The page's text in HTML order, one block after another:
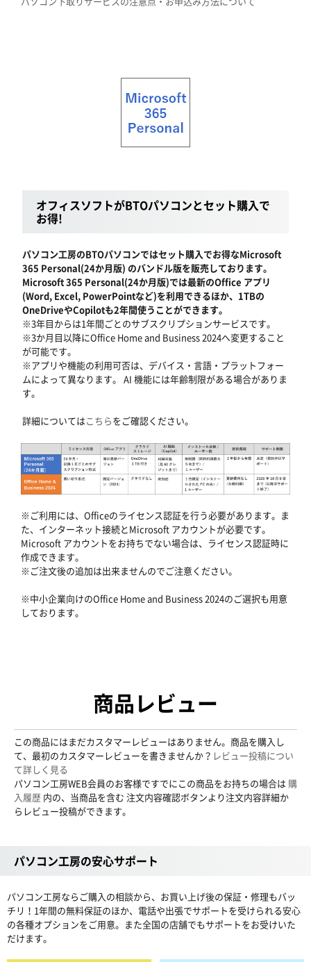
オフィスソフトがBTOパソコンとセット購入で
お得!
パソコン工房のBTOパソコンではセット購入でお得なMicrosoft
365 Personal(24か月版) のバンドル版を販売しております。
Microsoft 365 Personal(24か月版)では最新のOffice アプリ
(Word, Excel, PowerPointなど)を利用できるほか、1TBの
OneDriveやCopilotも2年間使うことができます。
※3年目からは1年間ごとのサブスクリプションサービスです。
※3か月目以降にOffice Home and Business 2024へ変更すること
が可能です。
※アプリや機能の利用可否は、デバイス・言語・プラットフォー
ムによって異なります。 AI 機能には年齢制限がある場合がありま
す。
詳細についてはこちらをご確認ください。
※ご利用には、Officeのライセンス認証を行う必要があります。ま
た、インターネット接続とMicrosoft アカウントが必要です。
Microsoft アカウントをお持ちでない場合は、ライセンス認証時に
作成できます。
※ご注文後の追加は出来ませんのでご注意ください。
※中小企業向けのOffice Home and Business 2024のご選択も用意
しております。
商品レビュー
この商品にはまだカスタマーレビューはありません。商品を購入し
て、最初のカスタマーレビューを書きませんか？ レビュー投稿につい
て詳しく見る
パソコン工房WEB会員のお客様ですでにこの商品をお持ちの場合は 購
入履歴 内の、当商品を含む 注文内容確認ボタンより注文内容詳細か
らレビュー投稿ができます。
パソコン工房の安心サポート
パソコン工房ならご購入の相談から、お買い上げ後の保証・修理もバッ
チリ！1年間の無料保証のほか、電話や出張でサポートを受けられる安心
の各種オプションをご用意。また全国の店舗でもサポートをお受けいた
だけます。